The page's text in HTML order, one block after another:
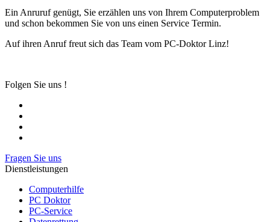
Ein Anruruf genügt, Sie erzählen uns von Ihrem Computerproblem
und schon bekommen Sie von uns einen Service Termin.
Auf ihren Anruf freut sich das Team vom PC-Doktor Linz!
Folgen Sie uns !
Fragen Sie uns
Dienstleistungen
Computerhilfe
PC Doktor
PC-Service